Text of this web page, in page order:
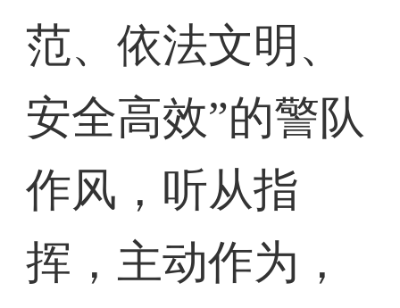
范、依法文明、
安全高效”的警队
作风，听从指
挥，主动作为，